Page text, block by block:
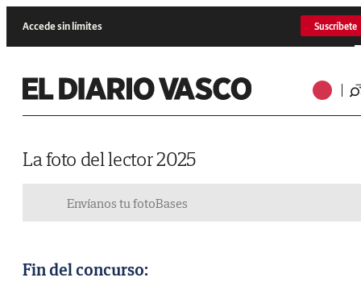
Accede sin límites Suscríbete
La foto del lector 2025
Envíanos tu fotoBases
Fin del concurso: